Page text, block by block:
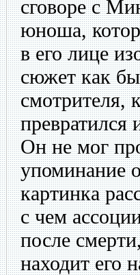
сговоре с
юноша,
в его лице
сюжет как
смотрителя,
Он не мог
упоминание
картинка
с чем
после
находит его